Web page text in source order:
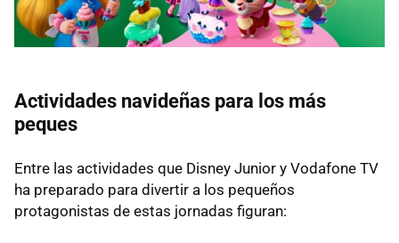
Actividades navideñas para los más
peques
Entre las actividades que Disney Junior y Vodafone TV
ha preparado para divertir a los pequeños
protagonistas de estas jornadas figuran: